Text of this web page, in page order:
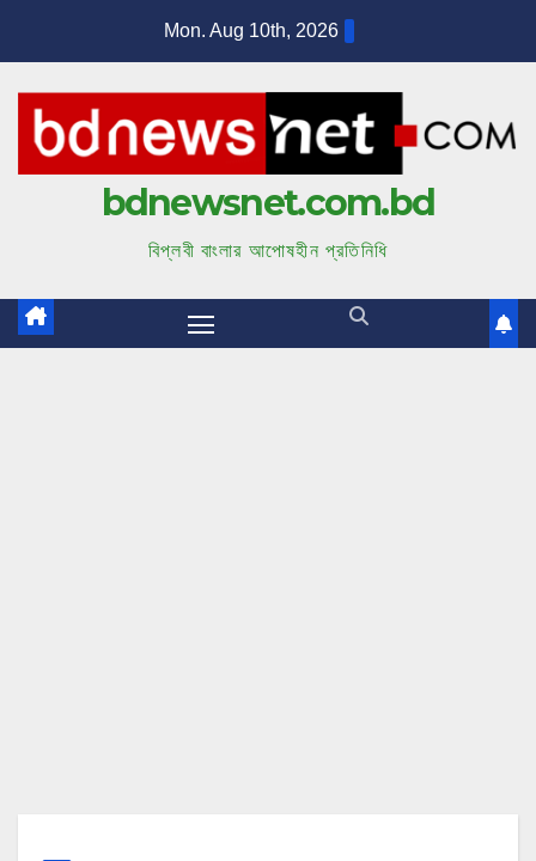
n
Mon. Aug 10th, 2026
bdnewsnet.com.bd
বিপ্লবী বাংলার আপোষহীন প্রতিনিধি